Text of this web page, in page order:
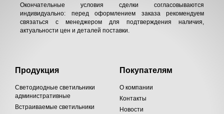
Окончательные условия сделки согласовываются
индивидуально: перед оформлением заказа рекомендуем
связаться с менеджером для подтверждения наличия,
актуальности цен и деталей поставки.
Продукция
Светодиодные светильники
административные
Встраиваемые светильники
Покупателям
О компании
Контакты
Новости